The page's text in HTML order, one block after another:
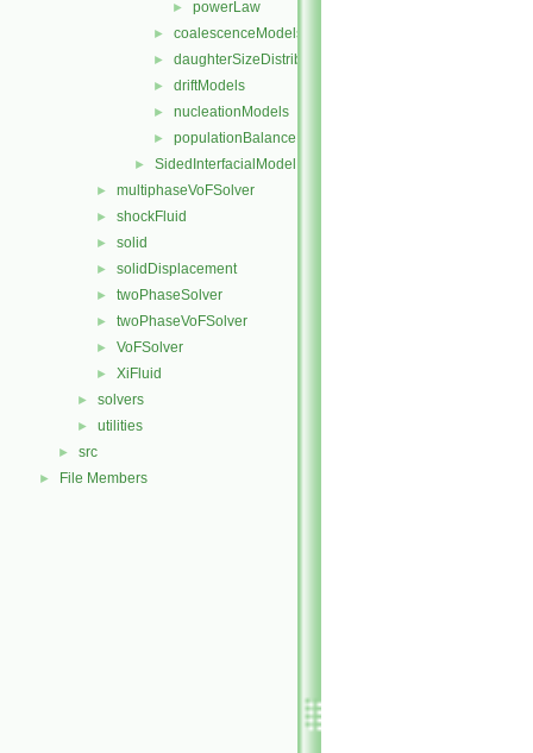
► powerLaw
► coalescenceModels
► daughterSizeDistributionModels
► driftModels
► nucleationModels
► populationBalanceModel
► SidedInterfacialModel
► multiphaseVoFSolver
► shockFluid
► solid
► solidDisplacement
► twoPhaseSolver
► twoPhaseVoFSolver
► VoFSolver
► XiFluid
► solvers
► utilities
► src
► File Members